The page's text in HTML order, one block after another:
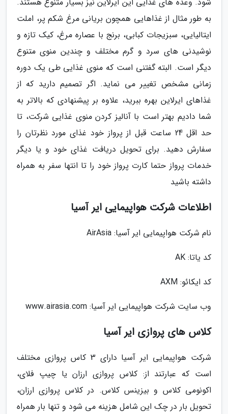
به طور مثال از غذاهایی همچون بریانی مرغ شکم پر، املت
ایتالیایی، سبزیجات کبابی، برنج با عصاره مرغ، کیک تازه و
نوشیدنی های سرد و گرم مختلف و چندین منوی متنوع
دیگر است. البته گفتنی است که منوی غذایی طی یک دوره
زمانی مشخص تغییر می نماید. اگر تصمیم دارید که از
غذاهای ایرلاین بهره ببرید، علاوه بر پیشنهادی که بالاتر به
شما دادیم بهتر است با آنالیز کردن منوی غذایی شرکت، تا
حد اقل 24 ساعت قبل از پرواز خود غذای مورد نظرتان را
سفارش دهید. برای تحویل دریافت غذای خود و یا دیگر
خدمات پرواز حتما کارت پرواز خود را تا انتها سفر به همراه
داشته باشید
اطلاعات شرکت هواپیمایی ایر آسیا
نام شرکت هواپیمایی ایر آسیا: AirAsia
کد یاتا: AK
کد ایکائو: AXM
وب سایت شرکت هواپیمایی ایر آسیا: www.airasia.com
کلاس های پروازی ایر آسیا
شرکت هواپیمایی ایر آسیا دارای 3 کاس پروازی مختلف
است که عبارتند از: کلاس پروازی ارزان یا چیپ فلای،
اکونومی کلاس و بیزینس کلاس. در کلاس پروازی ارزان،
تحویل بار در چک این شامل هزینه می شود و تنها بار همراه